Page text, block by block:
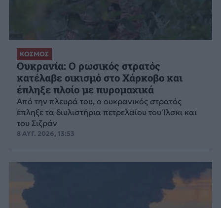
ΚΟΣΜΟΣ
Ουκρανία: Ο ρωσικός στρατός
κατέλαβε οικισμό στο Χάρκοβο και
έπληξε πλοίο με πυρομαχικά
Από την πλευρά του, ο ουκρανικός στρατός
έπληξε τα διυλιστήρια πετρελαίου του Ίλσκι και
του Σιζράν
8 ΑΥΓ. 2026, 13:53